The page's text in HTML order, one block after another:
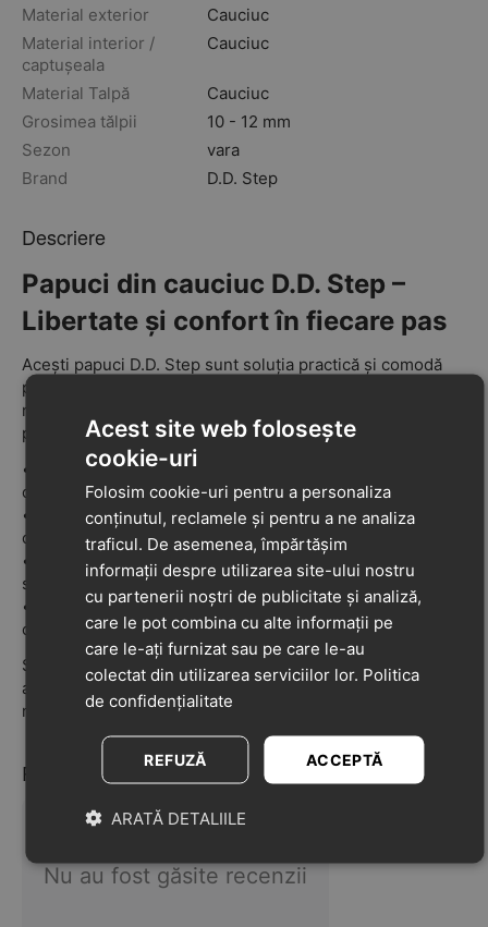
Material exterior
Cauciuc
Material interior /
captușeala
Cauciuc
Material Talpă
Cauciuc
Grosimea tălpii
10 - 12 mm
Sezon
vara
Brand
D.D. Step
Descriere
Papuci din cauciuc D.D. Step –
Libertate și confort în fiecare pas
Acești papuci D.D. Step sunt soluția practică și comodă
pentru zilele calde de vară. Realizați integral din cauciuc
moale, sunt ușori, flexibili și ideali pentru copiii cu
piciorușe pufoase.
•
Calapod lat– perfect pentru piciorușe mai plinuțe,
oferind spațiu și confort
•
Material exterior și interior: cauciuc– moale, ușor de
curățat și rezistent la apă
•
Talpă din cauciuc aderent– stabilitate bună chiar și pe
suprafețe umede
•
Potriviți pentru sezonul cald – ideali pentru grădiniță,
curte, plajă sau joacă afară
Simpli, comozi și ușor de încălțat, acești papuci sunt
alegerea perfectă pentru micuții care vor să fie în
mișcare toată vara!
Recenzii
Nu au fost găsite recenzii
Acest site web folosește
cookie-uri
Folosim cookie-uri pentru a personaliza
conținutul, reclamele și pentru a ne analiza
traficul. De asemenea, împărtășim
informații despre utilizarea site-ului nostru
cu partenerii noștri de publicitate și analiză,
care le pot combina cu alte informații pe
care le-ați furnizat sau pe care le-au
colectat din utilizarea serviciilor lor. Politica
de confidențialitate
ACCEPTĂ
REFUZĂ
ARATĂ DETALIILE